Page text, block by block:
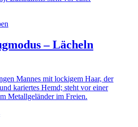
– Lächeln